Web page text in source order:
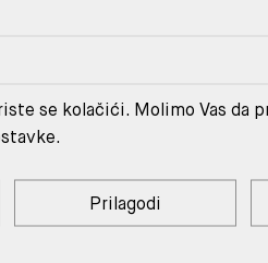
ĆE TI SE
se kolačići. Molimo Vas da
Prilagodi